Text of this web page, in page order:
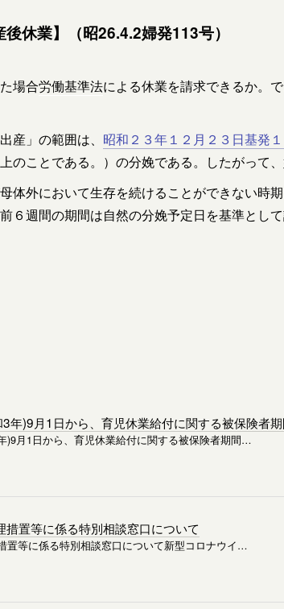
後休業】（昭26.4.2婦発113号）
場合労働基準法による休業を請求できるか。
産」の範囲は、 昭和２３年１２月２３日基発
のことである。）の分娩である。したがって
体外において生存を続けることができない
６週間の期間は自然の分娩予定日を基準とし
年)9月1日から、育児休業給付に関する被保険者
)9月1日から、育児休業給付に関する被保険者期間…
措置等に係る特別相談窓口について
置等に係る特別相談窓口について新型コロナウイ…